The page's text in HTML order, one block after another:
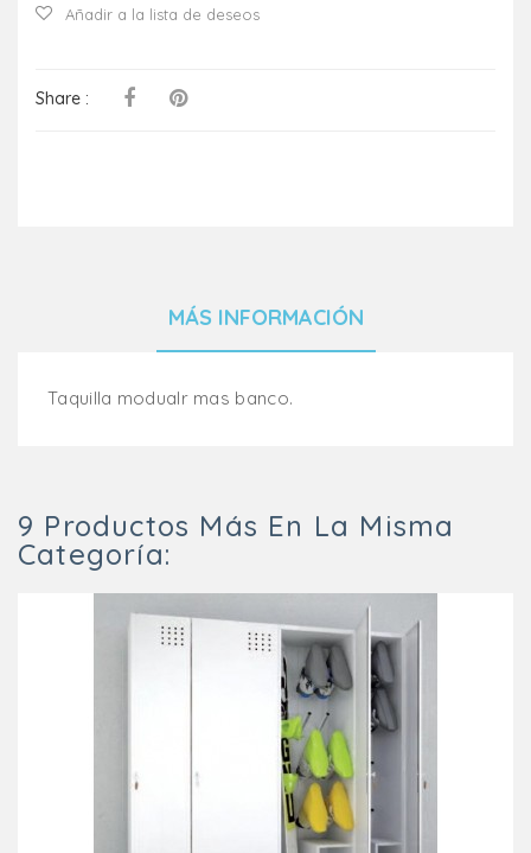
Añadir a la lista de deseos
Share :
MÁS INFORMACIÓN
Taquilla modualr mas banco.
9 Productos Más En La Misma
Categoría: